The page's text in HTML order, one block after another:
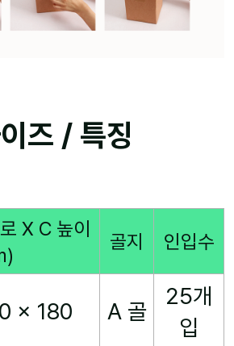
즈 / 특징
X C 높이
골지 인입수
x 180 A 골
25개
입